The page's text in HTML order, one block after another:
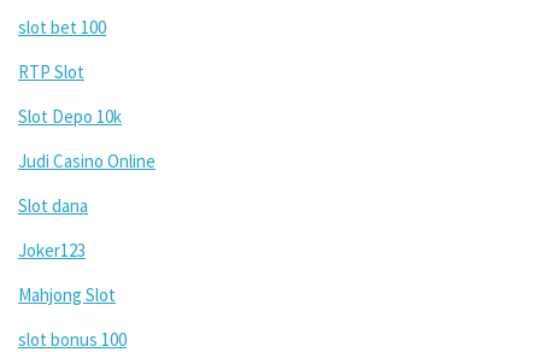
slot bet 100
RTP Slot
Slot Depo 10k
Judi Casino Online
Slot dana
Joker123
Mahjong Slot
slot bonus 100